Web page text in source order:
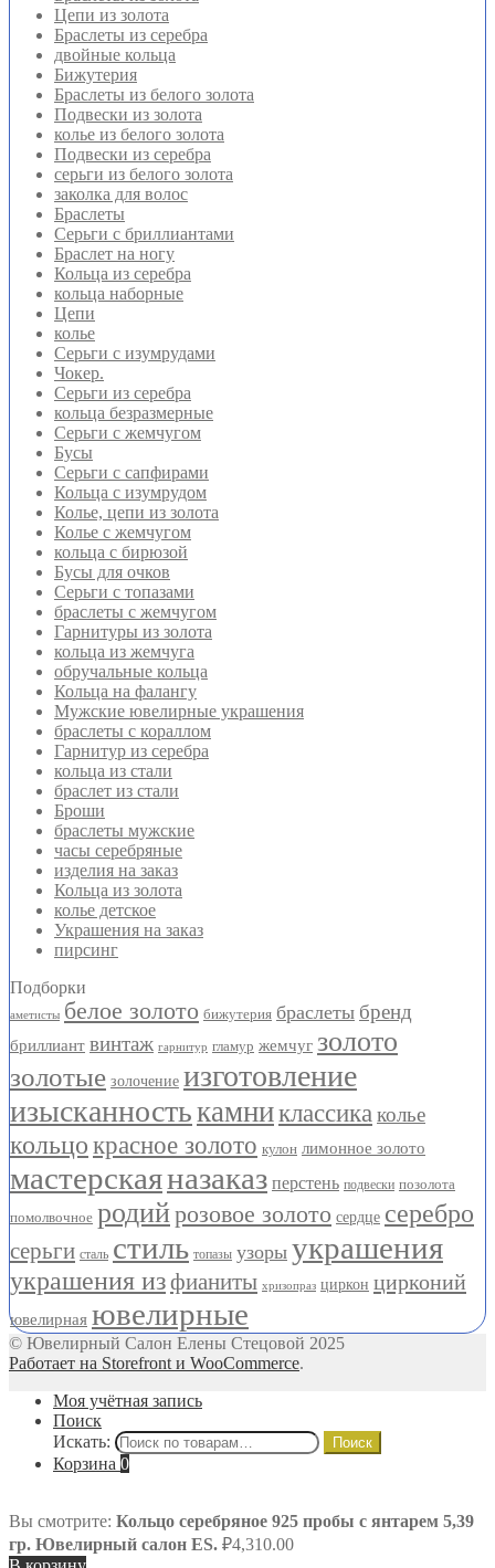
Цепи из золота
Браслеты из серебра
двойные кольца
Бижутерия
Браслеты из белого золота
Подвески из золота
колье из белого золота
Подвески из серебра
серьги из белого золота
заколка для волос
Браслеты
Серьги с бриллиантами
Браслет на ногу
Кольца из серебра
кольца наборные
Цепи
колье
Серьги с изумрудами
Чокер.
Серьги из серебра
кольца безразмерные
Серьги с жемчугом
Бусы
Серьги с сапфирами
Кольца с изумрудом
Колье, цепи из золота
Колье с жемчугом
кольца с бирюзой
Бусы для очков
Серьги с топазами
браслеты с жемчугом
Гарнитуры из золота
кольца из жемчуга
обручальные кольца
Кольца на фалангу
Мужские ювелирные украшения
браслеты с кораллом
Гарнитур из серебра
кольца из стали
браслет из стали
Броши
браслеты мужские
часы серебряные
изделия на заказ
Кольца из золота
колье детское
Украшения на заказ
пирсинг
Подборки
аметисты белое золото бижутерия браслеты бренд
бриллиант винтаж гарнитур гламур жемчуг золото
золотые золочение изготовление
изысканностькамниклассика колье
кольцо красное золото кулон лимонное золото
мастерскаяназаказ перстень подвески позолота
помолвочное родийрозовое золото сердце серебро
серьги сталь стиль топазы узоры украшения
украшения изфианиты хризопраз циркон цирконий
ювелирная ювелирные
© Ювелирный Салон Елены Стецовой 2025
Работает на Storefront и WooCommerce.
Моя учётная запись
Поиск
Искать:
Поиск
Корзина 0
Вы смотрите: Кольцо серебряное 925 пробы с янтарем 5,39
гр. Ювелирный салон ES. ₽4,310.00